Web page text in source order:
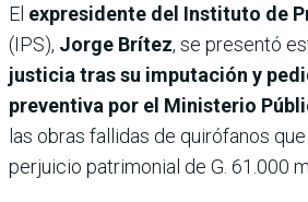
El expresidente del Instituto de
(IPS), Jorge Brítez, se presentó
justicia tras su imputación y
preventiva por el Ministerio
las obras fallidas de quirófanos
perjuicio patrimonial de G. 61.000